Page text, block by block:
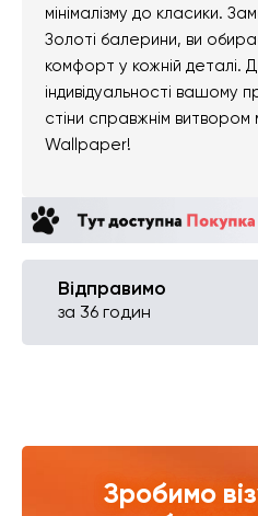
мінімалізму до класики.
Золоті балерини, ви
комфорт у кожній деталі.
індивідуальності вашому
стіни справжнім витвором
Wallpaper!
Відправимо
за 36 годин
Зробимо